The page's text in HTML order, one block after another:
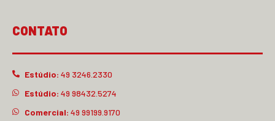
CONTATO
Estúdio: 49 3246.2330
Estúdio: 49 98432.5274
Comercial: 49 99199.9170